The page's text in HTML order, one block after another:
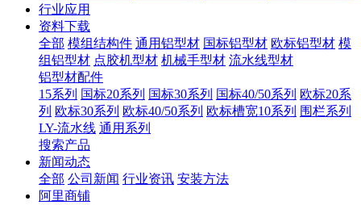
行业应用
资料下载
全部 模组结构件 通用铝型材 国标铝型材 欧标铝型材 模
组铝型材 点胶机型材 机械手型材 流水线型材
铝型材配件
15系列 国标20系列 国标30系列 国标40/50系列 欧标20系
列 欧标30系列 欧标40/50系列 欧标槽宽10系列 围栏系列
LY-流水线 通用系列
搜索产品
新闻动态
全部 公司新闻 行业资讯 安装方法
阿里商铺